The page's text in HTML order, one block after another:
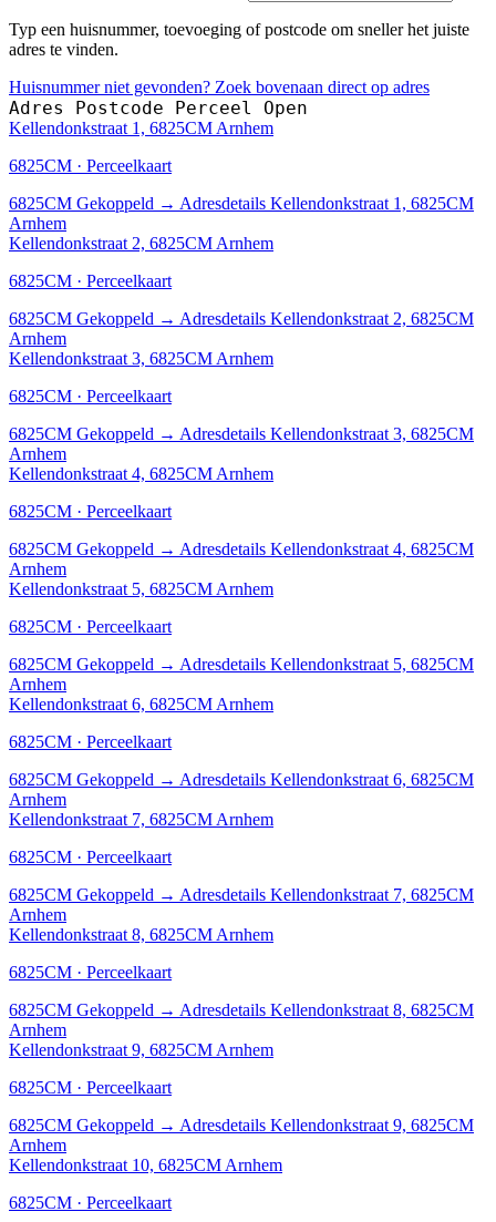
Typ een huisnummer, toevoeging of postcode om sneller het juiste
adres te vinden.
Huisnummer niet gevonden? Zoek bovenaan direct op adres
Adres Postcode Perceel Open
Kellendonkstraat 1, 6825CM Arnhem
6825CM · Perceelkaart
6825CM Gekoppeld → Adresdetails Kellendonkstraat 1, 6825CM
Arnhem
Kellendonkstraat 2, 6825CM Arnhem
6825CM · Perceelkaart
6825CM Gekoppeld → Adresdetails Kellendonkstraat 2, 6825CM
Arnhem
Kellendonkstraat 3, 6825CM Arnhem
6825CM · Perceelkaart
6825CM Gekoppeld → Adresdetails Kellendonkstraat 3, 6825CM
Arnhem
Kellendonkstraat 4, 6825CM Arnhem
6825CM · Perceelkaart
6825CM Gekoppeld → Adresdetails Kellendonkstraat 4, 6825CM
Arnhem
Kellendonkstraat 5, 6825CM Arnhem
6825CM · Perceelkaart
6825CM Gekoppeld → Adresdetails Kellendonkstraat 5, 6825CM
Arnhem
Kellendonkstraat 6, 6825CM Arnhem
6825CM · Perceelkaart
6825CM Gekoppeld → Adresdetails Kellendonkstraat 6, 6825CM
Arnhem
Kellendonkstraat 7, 6825CM Arnhem
6825CM · Perceelkaart
6825CM Gekoppeld → Adresdetails Kellendonkstraat 7, 6825CM
Arnhem
Kellendonkstraat 8, 6825CM Arnhem
6825CM · Perceelkaart
6825CM Gekoppeld → Adresdetails Kellendonkstraat 8, 6825CM
Arnhem
Kellendonkstraat 9, 6825CM Arnhem
6825CM · Perceelkaart
6825CM Gekoppeld → Adresdetails Kellendonkstraat 9, 6825CM
Arnhem
Kellendonkstraat 10, 6825CM Arnhem
6825CM · Perceelkaart